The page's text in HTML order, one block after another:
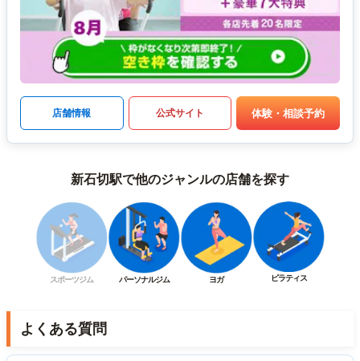
店舗情報 公式サイト 体験・相談予約
新石切駅で他のジャンルの店舗を探す
スポーツジム パーソナルジム ヨガ ピラティス
よくある質問